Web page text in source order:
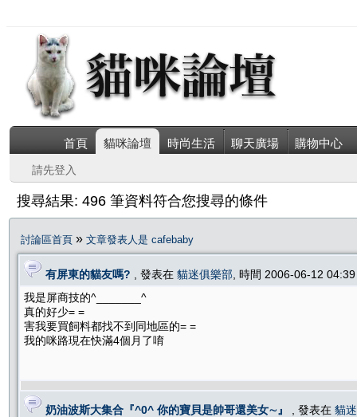
首頁 貓咪論壇 時尚生活 聊天廣場 購物中心
請先登入
搜尋結果: 496 筆資料符合您搜尋的條件
討論區首頁 » 文章發表人是 cafebaby
有屏東的貓友嗎? , 發表在 貓迷俱樂部 , 時間 2006-06-12
我是屏商技的^_______^
真的好少= =
害我要買飼料都找不到同地區的= =
我的咪路現在快滿4個月了唷
奶油波斯大集合『^0^ 你的寶貝是帥哥還美女∼』 , 發表在 貓